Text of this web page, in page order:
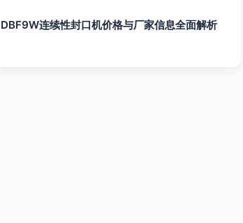
DBF9W连续性封口机价格与厂家信息全面解析